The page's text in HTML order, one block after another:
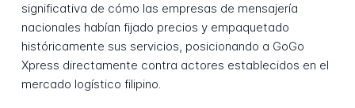
significativa de cómo las empresas de mensajería
nacionales habían fijado precios y empaquetado
históricamente sus servicios, posicionando a GoGo
Xpress directamente contra actores establecidos en el
mercado logístico filipino.